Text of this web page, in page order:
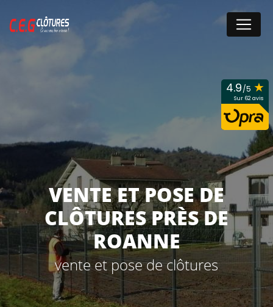
VENTE ET POSE DE
CLÔTURES PRÈS DE
ROANNE
vente et pose de clôtures
4.9/5 ★
Sur 62 avis
Panneau de gestion des cookies